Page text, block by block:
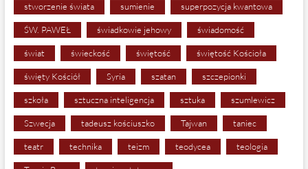
stworzenie świata sumienie superpozycja kwantowa
ŚW. PAWEŁ świadkowie jehowy świadomość
świat świeckość świętość świętość Kościoła
święty Kościół Syria szatan szczepionki
szkoła sztuczna inteligencja sztuka szumlewicz
Szwecja tadeusz kościuszko Tajwan taniec
teatr technika teizm teodycea teologia